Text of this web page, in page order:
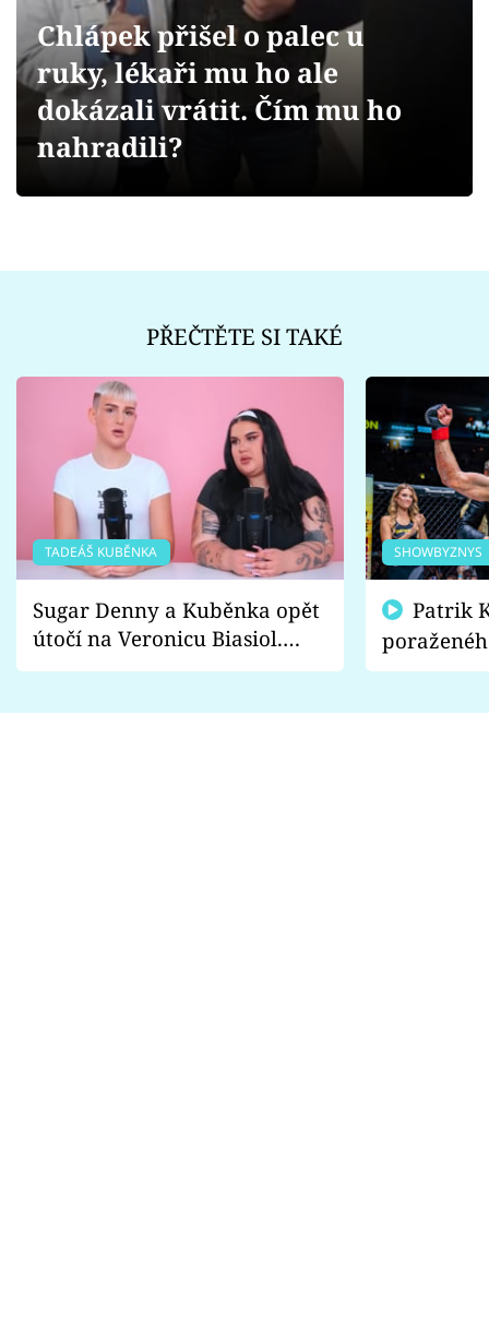
Videa
Sledujte prima+
Chlápek přišel o palec u
ruky, lékaři mu ho ale
dokázali vrátit. Čím mu ho
nahradili?
PŘEČTĚTE SI TAKÉ
TADEÁŠ KUBĚNKA
Sugar Denny a Kuběnka opět
útočí na Veronicu Biasiol.
Proč je podle nich falešná a
SHOWBYZNYS
fanoušci